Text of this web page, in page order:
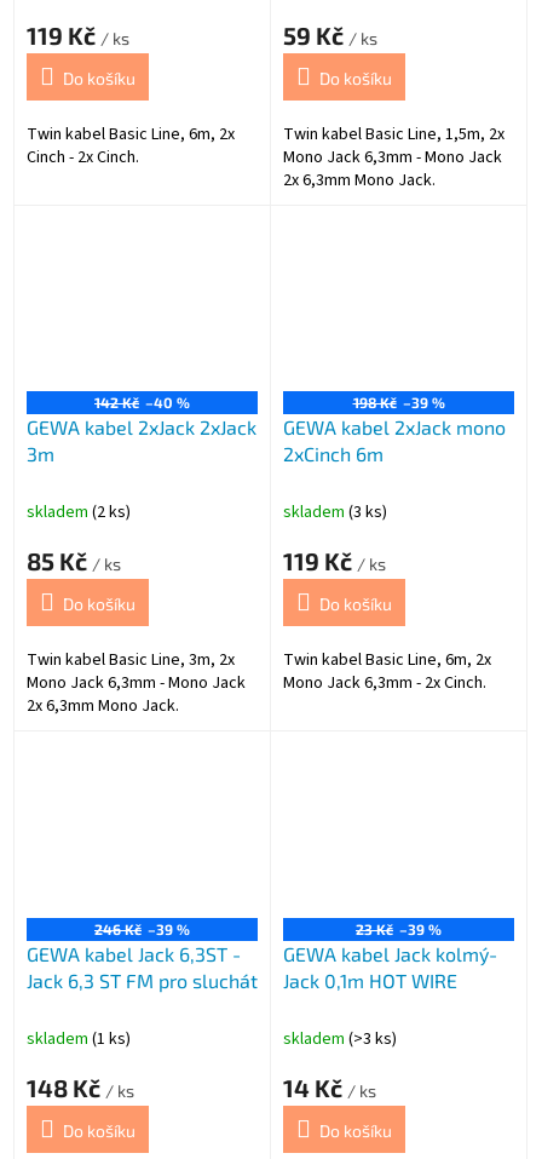
119 Kč / ks
Do košíku
Twin kabel Basic Line, 6m, 2x
Cinch - 2x Cinch.
59 Kč / ks
Do košíku
Twin kabel Basic Line, 1,5m, 2x
Mono Jack 6,3mm - Mono Jack
2x 6,3mm Mono Jack.
142 Kč –40 %
GEWA kabel 2xJack 2xJack
3m
skladem (2 ks)
85 Kč / ks
Do košíku
Twin kabel Basic Line, 3m, 2x
Mono Jack 6,3mm - Mono Jack
2x 6,3mm Mono Jack.
198 Kč –39 %
GEWA kabel 2xJack mono
2xCinch 6m
skladem (3 ks)
119 Kč / ks
Do košíku
Twin kabel Basic Line, 6m, 2x
Mono Jack 6,3mm - 2x Cinch.
246 Kč –39 %
GEWA kabel Jack 6,3ST -
Jack 6,3 ST FM pro sluchát
skladem (1 ks)
148 Kč / ks
Do košíku
23 Kč –39 %
GEWA kabel Jack kolmý-
Jack 0,1m HOT WIRE
skladem (>3 ks)
14 Kč / ks
Do košíku